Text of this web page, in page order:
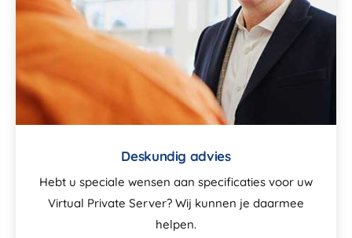
Deskundig advies
Hebt u speciale wensen aan specificaties voor uw
Virtual Private Server? Wij kunnen je daarmee
helpen.